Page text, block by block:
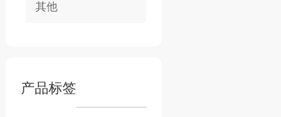
其他
产品标签